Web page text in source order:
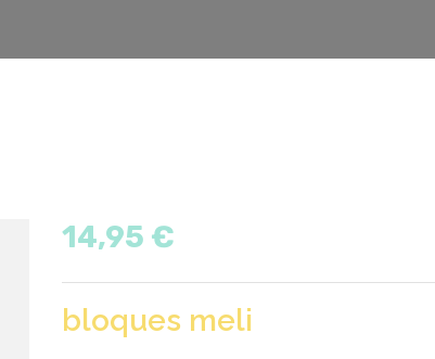
14,95 €
bloques meli